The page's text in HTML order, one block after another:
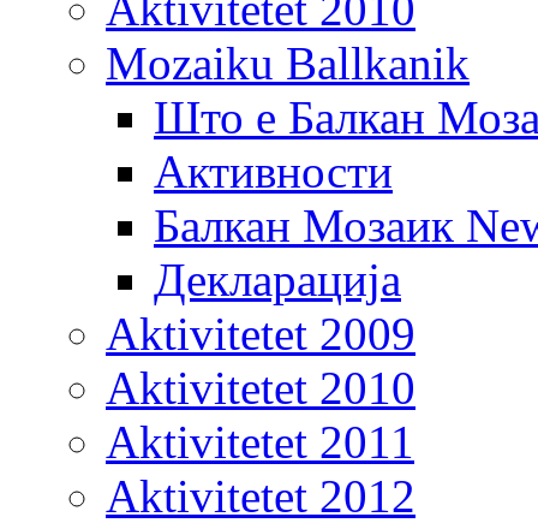
Mozaiku Ballkanik
Што е Балкан
Активности
Балкан Мозаик
Декларација
Aktivitetet 2009
Aktivitetet 2010
Aktivitetet 2011
Aktivitetet 2012